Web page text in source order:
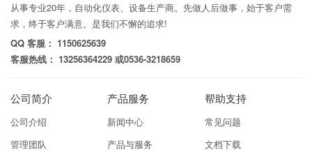
从事专业20年，自动化仪表、设备生产商。先做人后做事，始于客户需
求，终于客户满意。是我们不懈的追求!
QQ 客服： 1150625639
客服热线： 13256364229 或0536-3218659
公司简介
公司介绍
管理团队
产品服务
新闻中心
产品与服务
帮助支持
常见问题
文档下载